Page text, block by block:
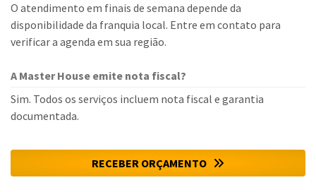
O atendimento em finais de semana depende da
disponibilidade da franquia local. Entre em contato para
verificar a agenda em sua região.
A Master House emite nota fiscal?
Sim. Todos os serviços incluem nota fiscal e garantia
documentada.
RECEBER ORÇAMENTO